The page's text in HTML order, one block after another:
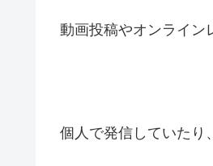
動画投稿やオンライン
個人で発信していたり